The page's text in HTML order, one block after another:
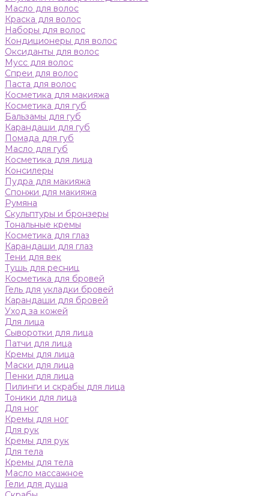
Масло для волос
Краска для волос
Наборы для волос
Кондиционеры для волос
Оксиданты для волос
Мусс для волос
Спреи для волос
Паста для волос
Косметика для макияжа
Косметика для губ
Бальзамы для губ
Карандаши для губ
Помада для губ
Масло для губ
Косметика для лица
Консилеры
Пудра для макияжа
Спонжи для макияжа
Румяна
Скульптуры и бронзеры
Тональные кремы
Косметика для глаз
Карандаши для глаз
Тени для век
Тушь для ресниц
Косметика для бровей
Гель для укладки бровей
Карандаши для бровей
Уход за кожей
Для лица
Сыворотки для лица
Патчи для лица
Кремы для лица
Маски для лица
Пенки для лица
Пилинги и скрабы для лица
Тоники для лица
Для ног
Кремы для ног
Для рук
Кремы для рук
Для тела
Кремы для тела
Масло массажное
Гели для душа